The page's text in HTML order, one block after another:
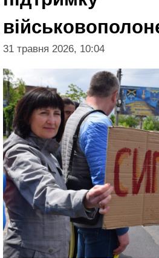
31 травня 2026, 10:04